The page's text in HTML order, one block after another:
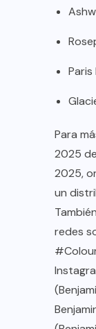
Paris
Para
2025
2025,
un
redes